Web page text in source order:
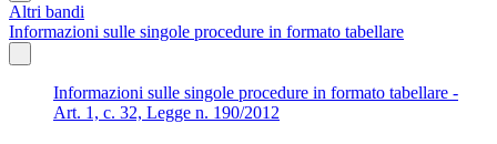
Altri bandi
Informazioni sulle singole procedure in formato tabellare
Informazioni sulle singole procedure in formato tabellare -
Art. 1, c. 32, Legge n. 190/2012